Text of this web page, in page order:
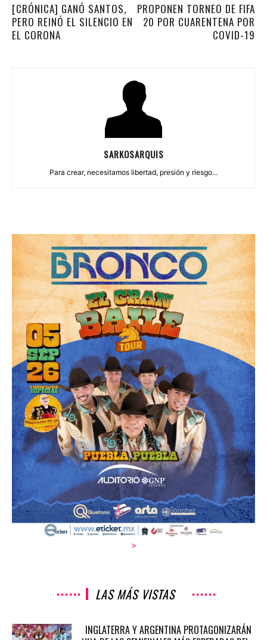
[CRÓNICA] GANÓ SANTOS,
PERO REINÓ EL SILENCIO EN
EL CORONA
PROPONEN TORNEO DE FIFA
20 POR CUARENTENA POR
COVID-19
SARKOSARQUIS
Para crear, necesitamos libertad, presión y riesgo...
>
LAS MÁS VISTAS
INGLATERRA Y ARGENTINA PROTAGONIZARÁN